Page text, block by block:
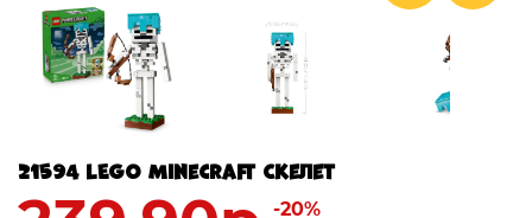
21594 LEGO Minecraft Скелет
-20%